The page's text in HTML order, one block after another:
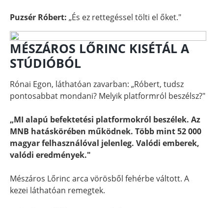
Puzsér Róbert: „És ez rettegéssel tölti el őket."
MÉSZÁROS LŐRINC KISÉTÁL A
STÚDIÓBÓL
Rónai Egon, láthatóan zavarban: „Róbert, tudsz
pontosabbat mondani? Melyik platformról beszélsz?"
„MI alapú befektetési platformokról beszélek. Az
MNB hatáskörében működnek. Több mint 52 000
magyar felhasználóval jelenleg. Valódi emberek,
valódi eredmények."
Mészáros Lőrinc arca vörösből fehérbe váltott. A
kezei láthatóan remegtek.